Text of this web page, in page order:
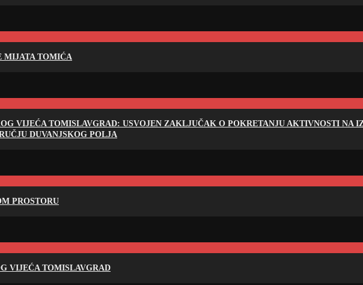
MIJATA TOMIĆA
VIJEĆA TOMISLAVGRAD: USVOJEN ZAKLJUČAK O POKRETANJU AKTIVNOSTI NA
DUVANJSKOG POLJA
PROSTORU
VIJEĆA TOMISLAVGRAD